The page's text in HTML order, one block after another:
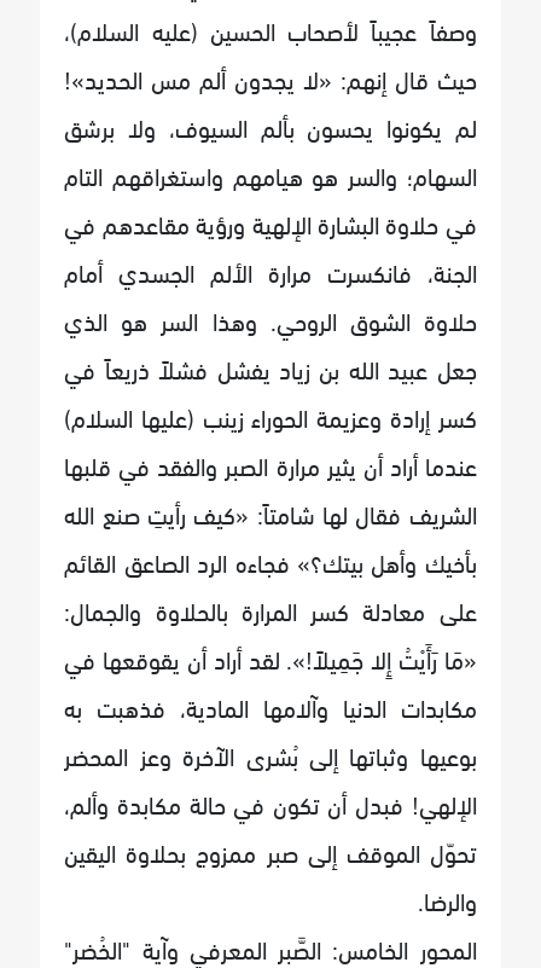
وصفاً عجيباً لأصحاب الحسين (عليه السلام)،
حيث قال إنهم: «لا يجدون ألم مس الحديد»!
لم يكونوا يحسون بألم السيوف، ولا برشق
السهام؛ والسر هو هيامهم واستغراقهم التام
في حلاوة البشارة الإلهية ورؤية مقاعدهم في
الجنة، فانكسرت مرارة الألم الجسدي أمام
حلاوة الشوق الروحي. وهذا السر هو الذي
جعل عبيد الله بن زياد يفشل فشلاً ذريعاً في
كسر إرادة وعزيمة الحوراء زينب (عليها السلام)
عندما أراد أن يثير مرارة الصبر والفقد في قلبها
الشريف فقال لها شامتاً: «كيف رأيتِ صنع الله
بأخيك وأهل بيتك؟» فجاءه الرد الصاعق القائم
على معادلة كسر المرارة بالحلاوة والجمال:
«مَا رَأَيْتُ إِلا جَمِيلاً!». لقد أراد أن يقوقعها في
مكابدات الدنيا وآلامها المادية، فذهبت به
بوعيها وثباتها إلى بُشرى الآخرة وعز المحضر
الإلهي! فبدل أن تكون في حالة مكابدة وألم،
تحوّل الموقف إلى صبر ممزوج بحلاوة اليقين
والرضا.
المحور الخامس: الصَّبر المعرفي وآية "الخُضر"